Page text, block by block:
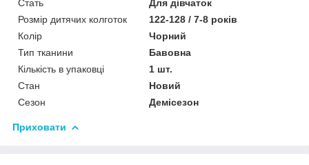
Стать
Для дівчаток
Розмір дитячих колготок
122-128 / 7-8 років
Колір
Чорний
Тип тканини
Бавовна
Кількість в упаковці
1 шт.
Стан
Новий
Сезон
Демісезон
Приховати